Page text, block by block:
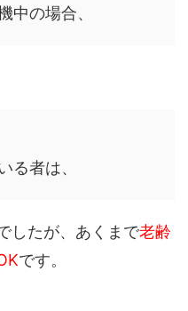
中の場合、
る者は、
したが、あくまで老齢
です。